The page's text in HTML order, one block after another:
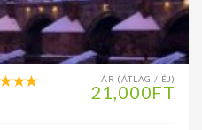
ÁR (ÁTLAG / ÉJ)
21,000FT